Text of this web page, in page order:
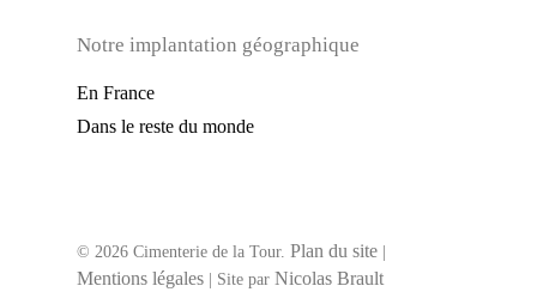
Notre implantation géographique
En France
Dans le reste du monde
© 2026 Cimenterie de la Tour. Plan du site
Mentions légales | Site par Nicolas Brault